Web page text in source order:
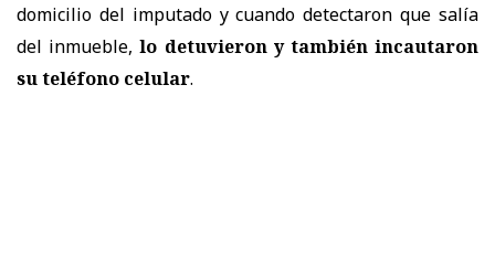
domicilio del imputado y cuando detectaron que salía
del inmueble,lo detuvieron y también incautaron
su teléfono celular.